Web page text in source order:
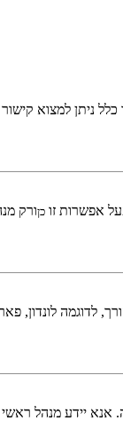
למצוא
אפשרות זו כןורק
לונדון,
אנא יידע מנהל